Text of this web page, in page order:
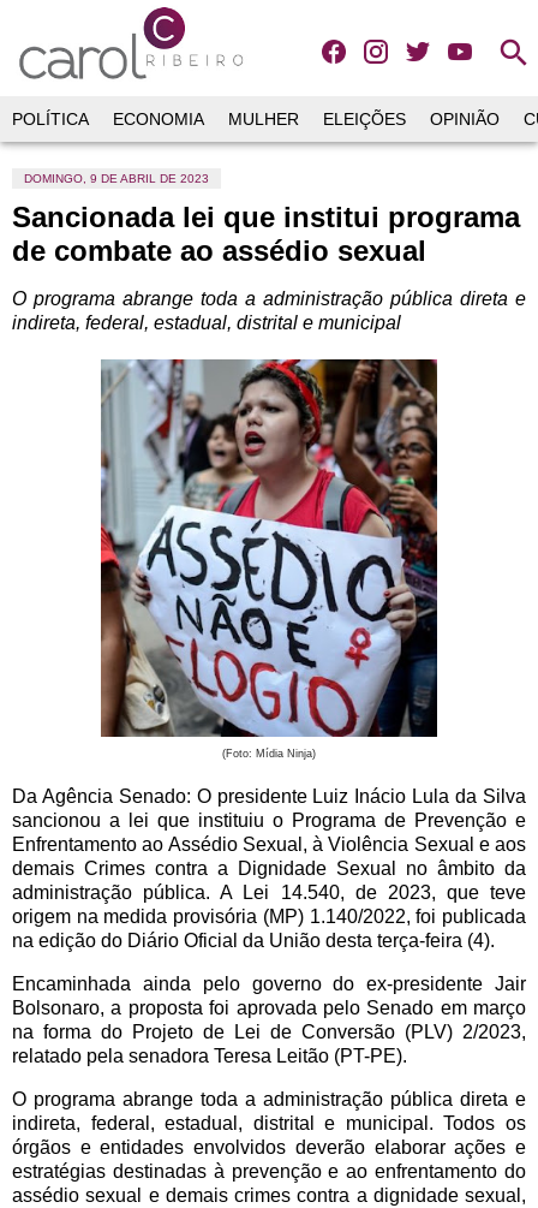
search
POLÍTICA ECONOMIA MULHER ELEIÇÕES OPINIÃO
DOMINGO, 9 DE ABRIL DE 2023
Sancionada lei que institui programa
de combate ao assédio sexual
O programa abrange toda a administração pública direta e
indireta, federal, estadual, distrital e municipal
(Foto: Mídia Ninja)
Da Agência Senado: O presidente Luiz Inácio Lula da Silva
sancionou a lei que instituiu o Programa de Prevenção e
Enfrentamento ao Assédio Sexual, à Violência Sexual e aos
demais Crimes contra a Dignidade Sexual no âmbito da
administração pública. A Lei 14.540, de 2023, que teve
origem na medida provisória (MP) 1.140/2022, foi publicada
na edição do Diário Oficial da União desta terça-feira (4).
Encaminhada ainda pelo governo do ex-presidente Jair
Bolsonaro, a proposta foi aprovada pelo Senado em março
na forma do Projeto de Lei de Conversão (PLV) 2/2023,
relatado pela senadora Teresa Leitão (PT-PE).
O programa abrange toda a administração pública direta e
indireta, federal, estadual, distrital e municipal. Todos os
órgãos e entidades envolvidos deverão elaborar ações e
estratégias destinadas à prevenção e ao enfrentamento do
assédio sexual e demais crimes contra a dignidade sexual,